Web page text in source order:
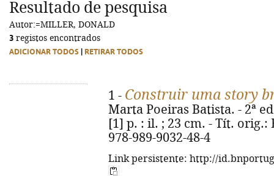
Ciências sociais...
Ciências sociais...
Resultado de pesquisa
Autor:=MILLER, DONALD
3 registos encontrados
ADICIONAR TODOS RETIRAR TODOS
1 - Construir uma story
Marta Poeiras Batista. - 2ª
[1] p. : il. ; 23 cm. - Tít.
978-989-9032-48-4
Link persistente: http://